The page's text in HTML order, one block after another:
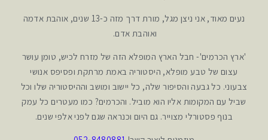
נעים מאוד, אני ניצן מגל, מורת דרך מזה כ-13 שנים, אוהבת אדמה
ואוהבת אדם.
'ארץ הכרמים'- חבל הארץ המופלא הזה של מזרח לכיש, טומן עושר
עצום של טבע מופלא, היסטוריה באמת מרתקת ופסיפס אנושי
צבעוני. כל גבעה והסיפור שלה, כל יישוב ומושב וההיסטוריה שלו וכל
שביל עם המקומות אליו הוא מוביל. והכרמים? כמו מעטרים כל עמק
בנוף פסטורלי מצוייר. גם היום וכנראה שגם לפני אלפי שנים.